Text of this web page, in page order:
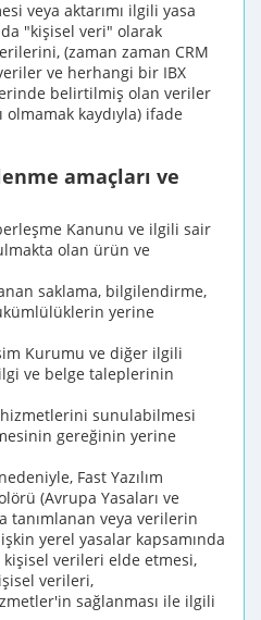
veya aktarımı ilgili yasa
"kişisel veri" olarak
(zaman zaman CRM
ve herhangi bir IBX
belirtilmiş olan veriler
olmamak kaydıyla) ifade
amaçları ve
Kanunu ve ilgili sair
olan ürün ve
saklama, bilgilendirme,
yerine
Kurumu ve diğer ilgili
ve belge taleplerinin
sunulabilmesi
gereğinin yerine
Fast Yazılım
(Avrupa Yasaları ve
tanımlanan veya verilerin
yerel yasalar kapsamında
kişisel verileri elde etmesi,
verileri,
sağlanması ile ilgili